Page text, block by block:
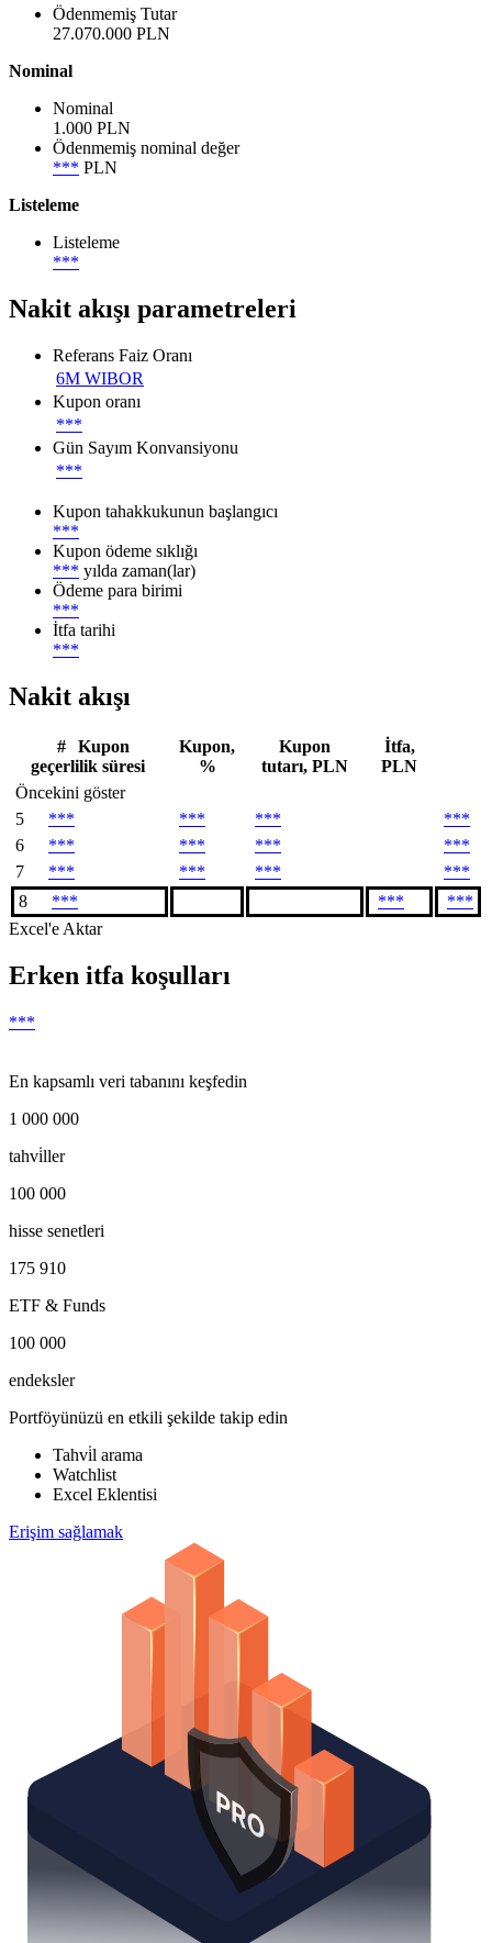
Ödenmemiş Tutar
27.070.000 PLN
Nominal
Nominal
1.000 PLN
Ödenmemiş nominal değer
*** PLN
Listeleme
Listeleme
***
Nakit akışı parametreleri
Referans Faiz Oranı
6M WIBOR
Kupon oranı
***
Gün Sayım Konvansiyonu
***
Kupon tahakkukunun başlangıcı
***
Kupon ödeme sıklığı
*** yılda zaman(lar)
Ödeme para birimi
***
İtfa tarihi
***
Nakit akışı
#
Kupon
geçerlilik süresi
Kupon,
%
Kupon
tutarı, PLN
İtfa,
PLN
Öncekini göster
5
*** *** ***
***
6
*** *** ***
***
7
*** *** ***
***
8
*** ***
***
Excel'e Aktar
Erken itfa koşulları
***
En kapsamlı veri tabanını keşfedin
1 000 000
tahvi̇ller
100 000
hisse senetleri
175 910
ETF & Funds
100 000
endeksler
Portföyünüzü en etkili şekilde takip edin
Tahvi̇l arama
Watchlist
Excel Eklentisi
Erişim sağlamak